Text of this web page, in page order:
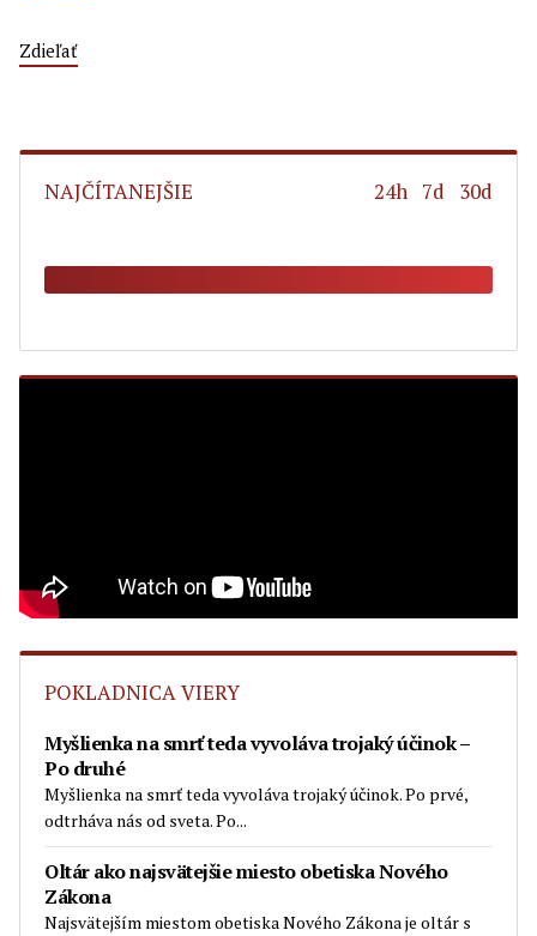
Zdieľať
NAJČÍTANEJŠIE 24h 7d 30d
POKLADNICA VIERY
Myšlienka na smrť teda vyvoláva trojaký účinok –
Po druhé
Myšlienka na smrť teda vyvoláva trojaký účinok. Po prvé,
odtrháva nás od sveta. Po...
Oltár ako najsvätejšie miesto obetiska Nového
Zákona
Najsvätejším miestom obetiska Nového Zákona je oltár s